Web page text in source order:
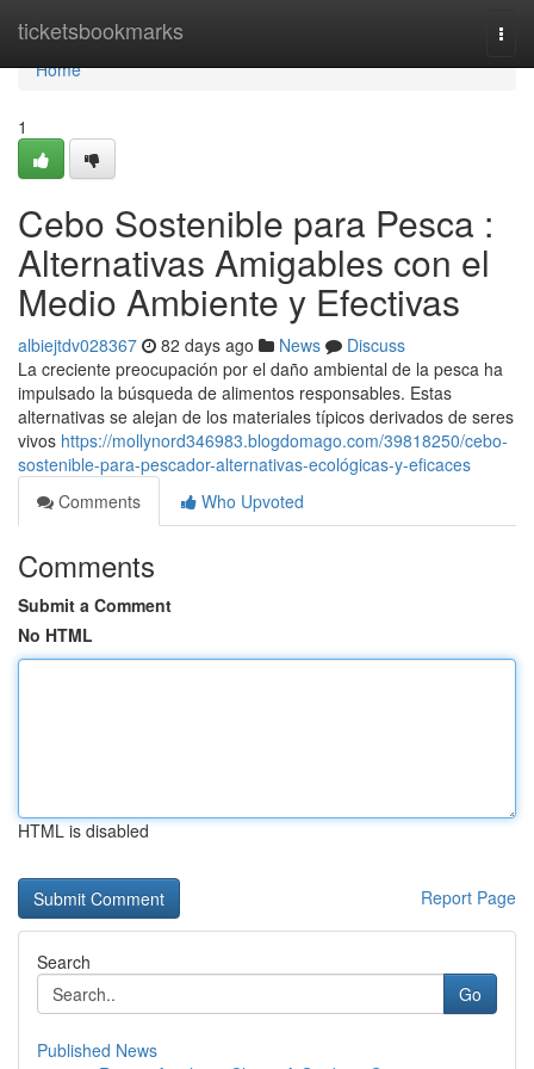
ticketsbookmarks
Home
Home
1
Cebo Sostenible para Pesca :
Alternativas Amigables con el
Medio Ambiente y Efectivas
albiejtdv028367 82 days ago News
Discuss
La creciente preocupación por el daño ambiental de la pesca ha
impulsado la búsqueda de alimentos responsables. Estas
alternativas se alejan de los materiales típicos derivados de seres
vivos https://mollynord346983.blogdomago.com/39818250/cebo-
sostenible-para-pescador-alternativas-ecológicas-y-eficaces
Comments
Who Upvoted
Comments
Submit a Comment
No HTML
HTML is disabled
Report Page
Search
Go
Published News